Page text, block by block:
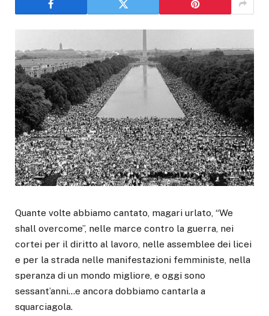
Quante volte abbiamo cantato, magari urlato, “We
shall overcome”, nelle marce contro la guerra, nei
cortei per il diritto al lavoro, nelle assemblee dei licei
e per la strada nelle manifestazioni femministe, nella
speranza di un mondo migliore, e oggi sono
sessant’anni…e ancora dobbiamo cantarla a
squarciagola.